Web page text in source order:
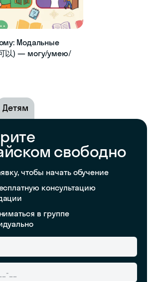
Модальные
以) — могу/умею/
Детям
свободно
чтобы начать обучение
консультацию
в группе